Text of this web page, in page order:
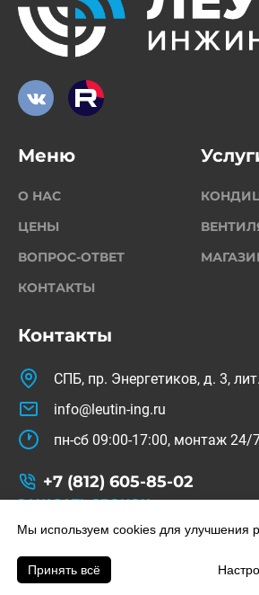
Заказать звонок
© Copyright 2022-2026. All Rights Reserved.
На сайте используются изображения с
Контакты
СПБ, пр. Энергетиков, д. 3,
info@leutin-ing.ru
пн-сб 09:00-17:00, монтаж 24/
+7 (812) 605-85-02
ЗАКАЗАТЬ ЗВОНОК
Меню
О НАС
ЦЕНЫ
ВОПРОС-ОТВЕТ
КОНТАКТЫ
Мы используем cookies для улучшения
Принять всё